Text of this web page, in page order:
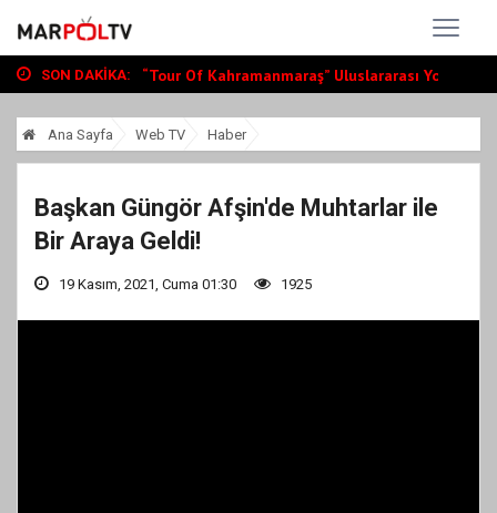
SON DAKIKA:
Bin Öğrenciye Ücretsiz LGS ve YKS Kursu...
“Tour Of Kahramanmaraş” Uluslararası Yol...
Ana Sayfa Web TV Haber
Başkan Güngör Afşin'de Muhtarlar ile
Bir Araya Geldi!
19 Kasım, 2021, Cuma 01:30 1925